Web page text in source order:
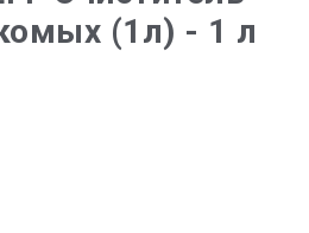
(1л) - 1 л